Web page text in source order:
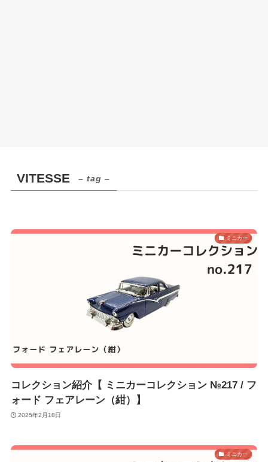
VITESSE – tag –
ミニカー
コレクション紹介【 ミニカーコレクション №217 / フ
ォード フェアレーン（紺）】
2025年2月18日
ミニカー